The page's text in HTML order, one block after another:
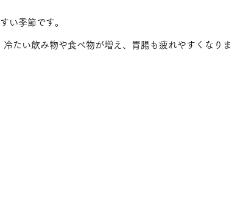
い季節です。
たい飲み物や食べ物が増え、胃腸も疲れやすくなりま